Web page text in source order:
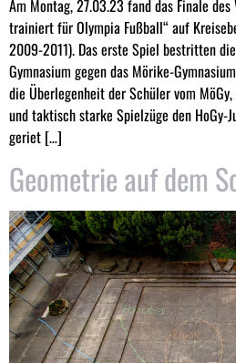
Am Montag, 27.03.23 fand das Finale
trainiert für Olympia Fußball“ auf
2009-2011). Das erste Spiel bestritten
Gymnasium gegen das Mörike-
die Überlegenheit der Schüler vom
und taktisch starke Spielzüge den HoGy-
geriet […]
Geometrie auf dem